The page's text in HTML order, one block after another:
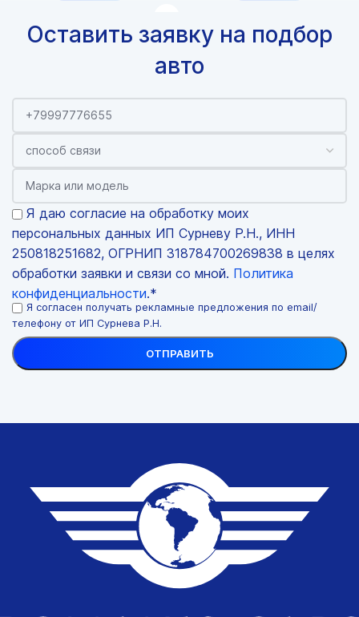
Оставить заявку на подбор
авто
Я даю согласие на обработку моих
персональных данных ИП Сурневу Р.Н., ИНН
250818251682, ОГРНИП 318784700269838 в целях
обработки заявки и связи со мной. Политика
конфиденциальности.*
Я согласен получать рекламные предложения по email/
телефону от ИП Сурнева Р.Н.